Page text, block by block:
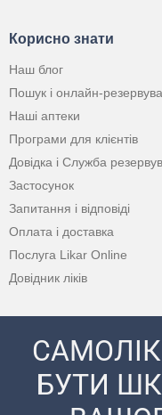
Корисно знати
Наш блог
Пошук і онлайн-
Наші аптеки
Програми для клієнтів
Довідка і Служба
Застосунок
Запитання і відповіді
Оплата і доставка
Послуга Likar Online
Довідник ліків
БУТИ